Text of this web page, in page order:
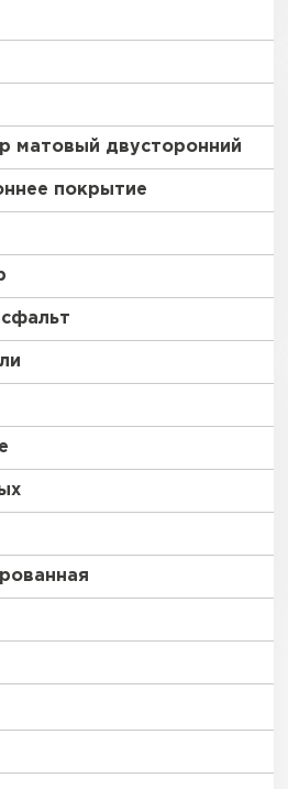
матовый двусторонний
покрытие